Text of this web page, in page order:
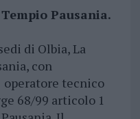
Pausania.
di Olbia, La
con
operatore tecnico
68/99 articolo 1